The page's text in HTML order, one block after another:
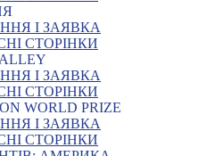
І ЗАЯВКА
СТОРІНКИ
І ЗАЯВКА
СТОРІНКИ
WORLD PRIZE
І ЗАЯВКА
СТОРІНКИ